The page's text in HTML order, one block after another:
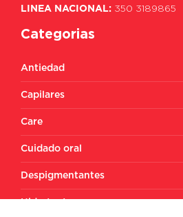
LINEA NACIONAL: 350 3189865
Categorias
Antiedad
Capilares
Care
Cuidado oral
Despigmentantes